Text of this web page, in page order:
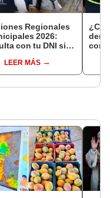
Regionales
2026:
con tu DNI si
para este 4 de
en el link oficial
LEER MÁS
con